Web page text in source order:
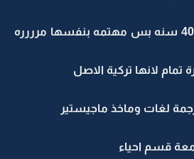
ام بندر _ عمرها 40 سنه بس مهتمه بنفسها مرررره
لانها تركية الاصل